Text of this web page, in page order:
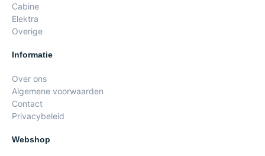
Cabine
Elektra
Overige
Informatie
Over ons
Algemene voorwaarden
Contact
Privacybeleid
Webshop